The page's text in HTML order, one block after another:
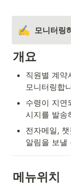
✍️ 모니터링
개요
직원별 계약
모니터링합
수령이 지연
시지를 발송
전자메일,
알림을 보낼
메뉴위치